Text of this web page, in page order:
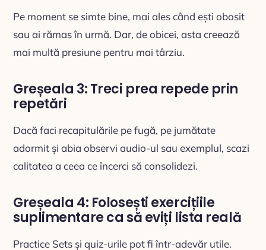
Pe moment se simte bine, mai ales când ești obosit
sau ai rămas în urmă. Dar, de obicei, asta creează
mai multă presiune pentru mai târziu.
Greșeala 3: Treci prea repede prin
repetări
Dacă faci recapitulările pe fugă, pe jumătate
adormit și abia observi audio-ul sau exemplul, scazi
calitatea a ceea ce încerci să consolidezi.
Greșeala 4: Folosești exercițiile
suplimentare ca să eviți lista reală
Practice Sets și quiz-urile pot fi într-adevăr utile.